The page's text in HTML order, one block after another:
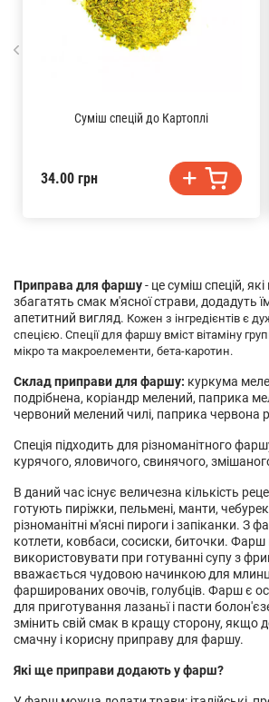
Приправа для фаршу- це суміш спецій,
збагатять смак м'ясної страви, додадуть
апетитний вигляд. Кожен з інгредієнтів є
спецією. Спеції для фаршу вміст вітаміну
мікро та макроелементи, бета-каротин.
Склад приправи для фаршу: куркума
подрібнена, коріандр мелений, паприка
червоний мелений чилі, паприка червона
Спеція підходить для різноманітного
курячого, яловичого, свинячого,
В даний час існує величезна кількість
готують пиріжки, пельмені, манти,
різноманітні м'ясні пироги і запіканки. З
котлети, ковбаси, сосиски, биточки.
використовувати при готуванні супу з
вважається чудовою начинкою для
фаршированих овочів, голубців. Фарш є
для приготування лазаньї і пасти
змінить свій смак в кращу сторону, якщо
смачну і корисну приправу для фаршу.
Які ще приправи додають у фарш?
Суміш спецій до Картоплі
34.00 грн